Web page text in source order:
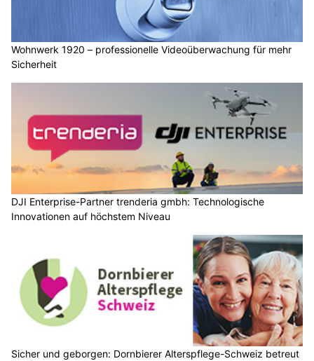
Wohnwerk 1920 – professionelle Videoüberwachung für mehr
Sicherheit
DJI Enterprise-Partner trenderia gmbh: Technologische
Innovationen auf höchstem Niveau
Sicher und geborgen: Dornbierer Alterspflege-Schweiz betreut